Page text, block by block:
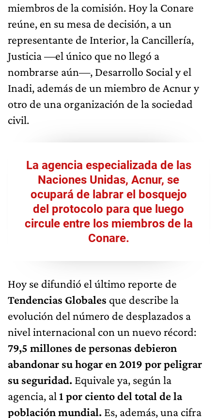
miembros de la comisión. Hoy la Conare
reúne, en su mesa de decisión, a un
representante de Interior, la Cancillería,
Justicia —el único que no llegó a
nombrarse aún—, Desarrollo Social y el
Inadi, además de un miembro de Acnur y
otro de una organización de la sociedad
civil.
La agencia especializada de las
Naciones Unidas, Acnur, se
ocupará de labrar el bosquejo
del protocolo para que luego
circule entre los miembros de la
Conare.
Hoy se difundió el último reporte de
Tendencias Globales que describe la
evolución del número de desplazados a
nivel internacional con un nuevo récord:
79,5 millones de personas debieron
abandonar su hogar en 2019 por peligrar
su seguridad. Equivale ya, según la
agencia, al 1 por ciento del total de la
población mundial. Es, además, una cifra